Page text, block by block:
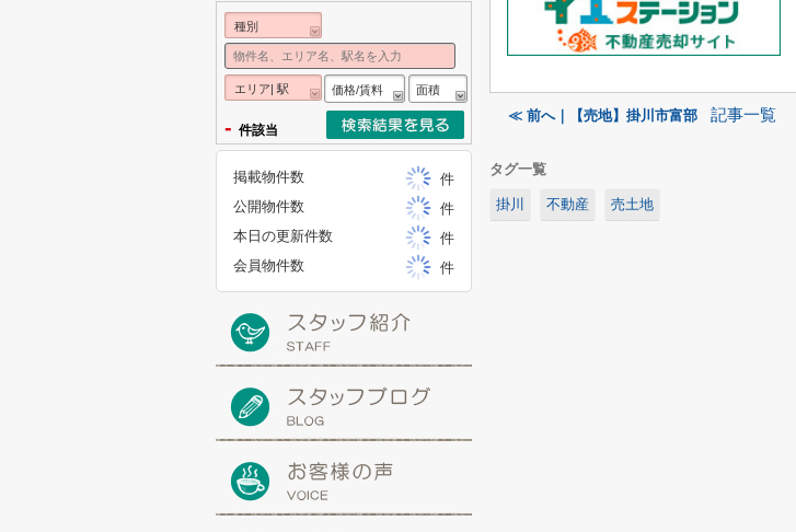
≪ 前へ｜【売地】掛川市富部 記事一覧
タグ一覧
掛川 不動産 売土地
種別
エリア| 駅 価格/賃料 面積
- 件該当
掲載物件数
件
公開物件数
件
本日の更新件数
件
会員物件数
件